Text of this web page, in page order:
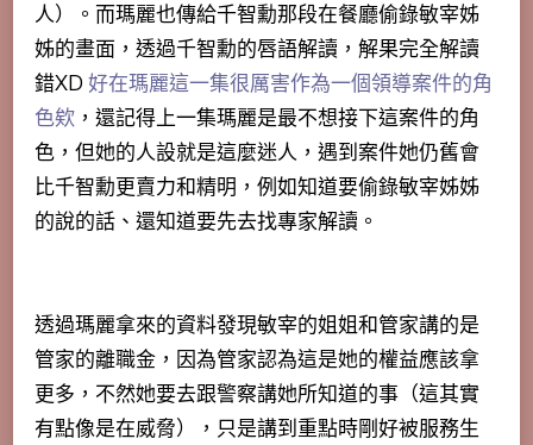
人）
。而瑪麗也傳給千智勳那段在餐廳偷錄敏宰姊
姊的畫面，透過千智勳的唇語解讀，解果完全解讀
錯XD 好在瑪麗這一集很厲害作為一個領導案件的角
色欸 ，還記得上一集瑪麗是最不想接下這案件的角
色，但她的人設就是這麼迷人，遇到案件她仍舊會
比千智勳更賣力和精明，例如知道要偷錄敏宰姊姊
的說的話、還知道要先去找專家解讀。
透過瑪麗拿來的資料發現敏宰的姐姐和管家講的是
管家的離職金，因為管家認為這是她的權益應該拿
更多，不然她要去跟警察講她所知道的事（這其實
有點像是在威脅），只是講到重點時剛好被服務生